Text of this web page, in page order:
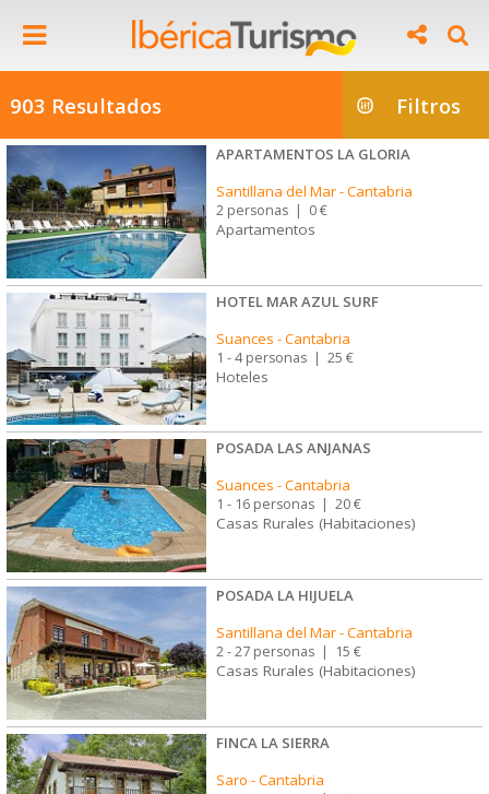
903 Resultados Filtros
APARTAMENTOS LA GLORIA
Santillana del Mar-Cantabria
2 personas | 0 €
Apartamentos
HOTEL MAR AZUL SURF
Suances -Cantabria
1 - 4 personas | 25 €
Hoteles
POSADA LAS ANJANAS
Suances -Cantabria
1 - 16 personas 20 €
Casas Rurales (Habitaciones)
POSADA LA HIJUELA
Santillana del Mar-Cantabria
2 - 27 personas | 15 €
Casas Rurales (Habitaciones)
FINCA LA SIERRA
Saro -Cantabria